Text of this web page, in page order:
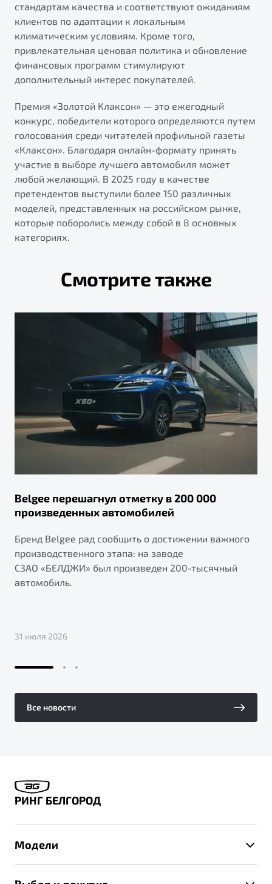
стандартам качества и соответствуют ожиданиям
клиентов по адаптации к локальным
климатическим условиям. Кроме того,
привлекательная ценовая политика и обновление
финансовых программ стимулируют
дополнительный интерес покупателей.
Премия «Золотой Клаксон» — это ежегодный
конкурс, победители которого определяются путем
голосования среди читателей профильной газеты
«Клаксон». Благодаря онлайн-формату принять
участие в выборе лучшего автомобиля может
любой желающий. В 2025 году в качестве
претендентов выступили более 150 различных
моделей, представленных на российском рынке,
которые поборолись между собой в 8 основных
категориях.
Смотрите также
Belgee перешагнул отметку в 200 000
произведенных автомобилей
Бренд Belgee рад сообщить о достижении важного
производственного этапа: на заводе
СЗАО «БЕЛДЖИ» был произведен 200-тысячный
автомобиль.
31 июля 2026
Все новости
РИНГ БЕЛГОРОД
Модели